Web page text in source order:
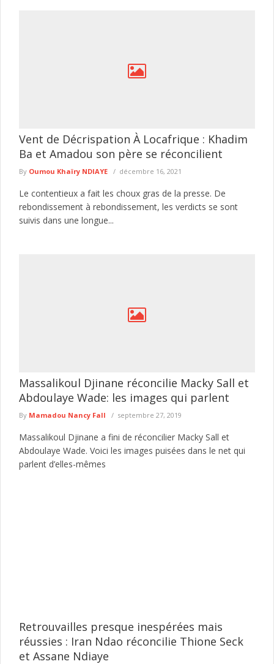
Vent de Décrispation À Locafrique : Khadim
Ba et Amadou son père se réconcilient
By Oumou Khaïry NDIAYE décembre 16, 2021
Le contentieux a fait les choux gras de la presse. De
rebondissement à rebondissement, les verdicts se sont
suivis dans une longue...
Massalikoul Djinane réconcilie Macky Sall et
Abdoulaye Wade: les images qui parlent
By Mamadou Nancy Fall septembre 27, 2019
Massalikoul Djinane a fini de réconcilier Macky Sall et
Abdoulaye Wade. Voici les images puisées dans le net qui
parlent d’elles-mêmes
Retrouvailles presque inespérées mais
réussies : Iran Ndao réconcilie Thione Seck
et Assane Ndiaye